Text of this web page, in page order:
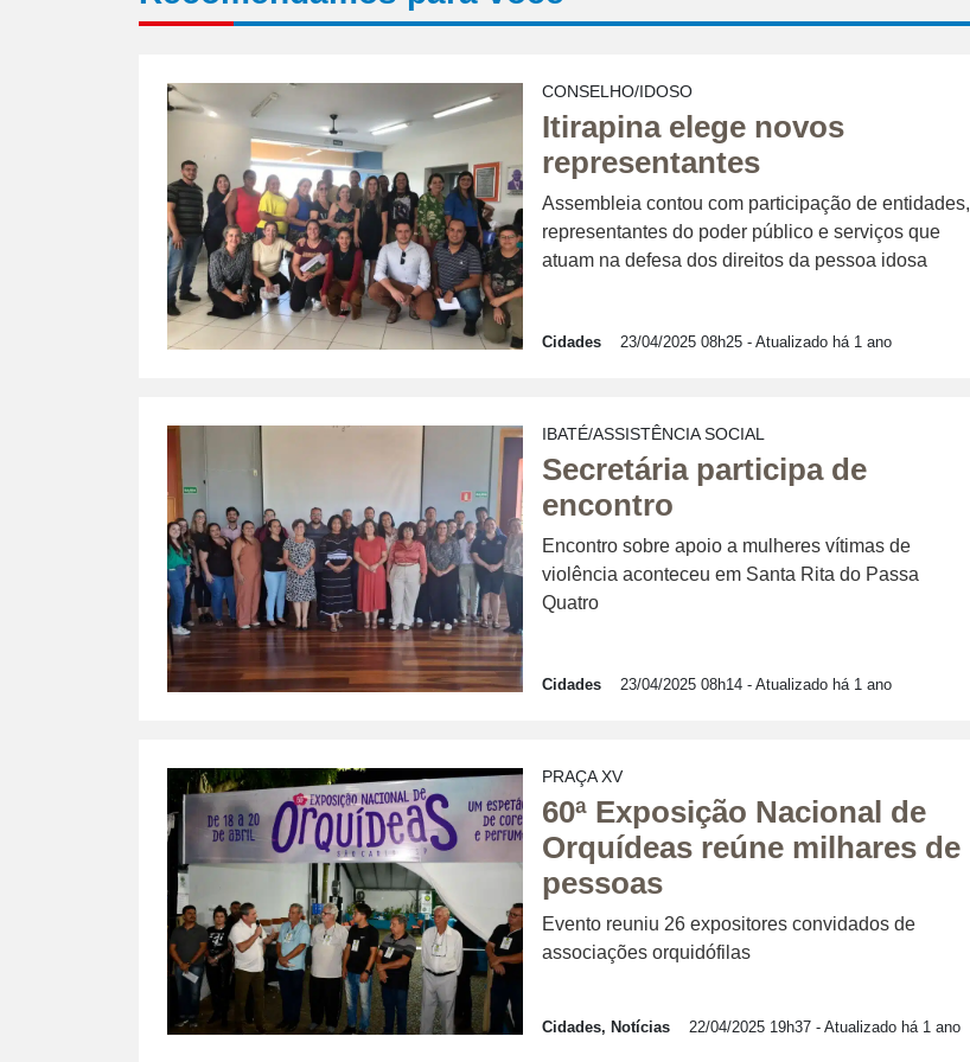
CONSELHO/IDOSO
Itirapina elege novos
representantes
Assembleia contou com participação de entidades,
representantes do poder público e serviços que
atuam na defesa dos direitos da pessoa idosa
Cidades 23/04/2025 08h25 - Atualizado há 1 ano
IBATÉ/ASSISTÊNCIA SOCIAL
Secretária participa de
encontro
Encontro sobre apoio a mulheres vítimas de
violência aconteceu em Santa Rita do Passa
Quatro
Cidades 23/04/2025 08h14 - Atualizado há 1 ano
PRAÇA XV
60ª Exposição Nacional de
Orquídeas reúne milhares de
pessoas
Evento reuniu 26 expositores convidados de
associações orquidófilas
Cidades, Notícias 22/04/2025 19h37 - Atualizado há 1 ano